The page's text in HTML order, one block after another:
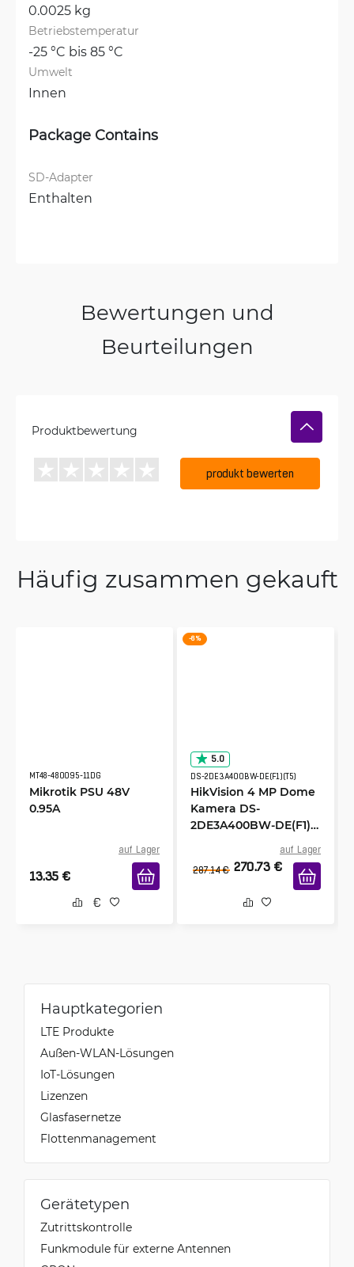
0.0025 kg
Betriebstemperatur
-25 °C bis 85 °C
Umwelt
Innen
Package Contains
SD-Adapter
Enthalten
Bewertungen und
Beurteilungen
Produktbewertung
produkt bewerten
Häufig zusammen gekauft
MT48-480095-11DG
Mikrotik PSU 48V
0.95A
auf Lager
13.35 €
-6 %
5.0
DS-2DE3A400BW-DE(F1)(T5)
HikVision 4 MP Dome
Kamera DS-
2DE3A400BW-DE(F1)
auf Lager
287.14 € 270.73 €
Hauptkategorien
LTE Produkte
Außen-WLAN-Lösungen
IoT-Lösungen
Lizenzen
Glasfasernetze
Flottenmanagement
Gerätetypen
Zutrittskontrolle
Funkmodule für externe Antennen